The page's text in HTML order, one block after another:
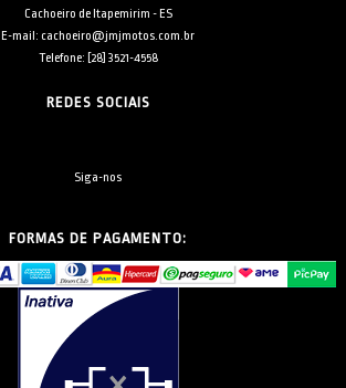
Cachoeiro de Itapemirim - ES
E-mail: cachoeiro@jmjmotos.com.br
Telefone: [28] 3521-4558
REDES SOCIAIS
Siga-nos
FORMAS DE PAGAMENTO: